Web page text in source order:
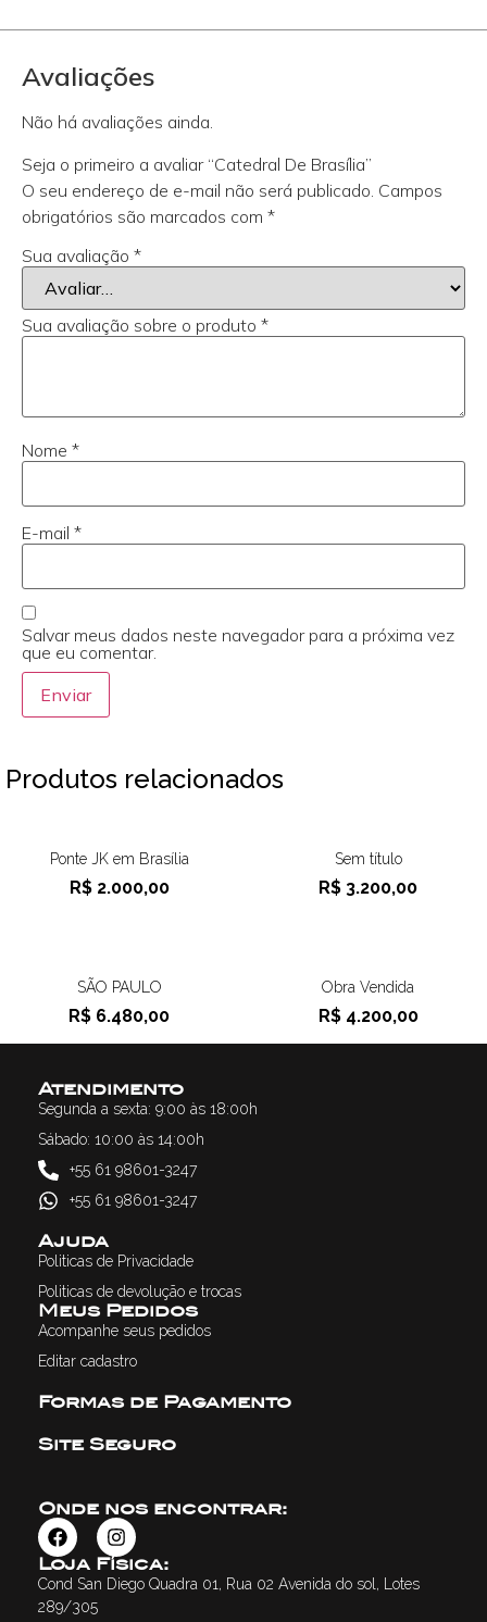
Avaliações
Não há avaliações ainda.
Seja o primeiro a avaliar “Catedral De Brasília”
O seu endereço de e-mail não será publicado. Campos
obrigatórios são marcados com *
Sua avaliação *
Sua avaliação sobre o produto *
Nome *
E-mail *
Salvar meus dados neste navegador para a próxima vez
que eu comentar.
Produtos relacionados
Ponte JK em Brasília
R$2.000,00
Sem título
R$ 3.200,00
SÃO PAULO
R$ 6.480,00
Obra Vendida
R$4.200,00
Atendimento
Segunda a sexta: 9:00 às 18:00h
Sábado: 10:00 às 14:00h
+55 61 98601-3247
+55 61 98601-3247
Ajuda
Politicas de Privacidade
Politicas de devolução e trocas
Meus Pedidos
Acompanhe seus pedidos
Editar cadastro
Formas de Pagamento
Site Seguro
Onde nos encontrar:
Loja Física:
Cond San Diego Quadra 01, Rua 02 Avenida do sol, Lotes
289/305